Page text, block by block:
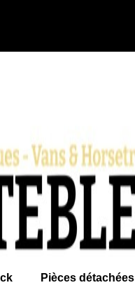
Pièces détachées